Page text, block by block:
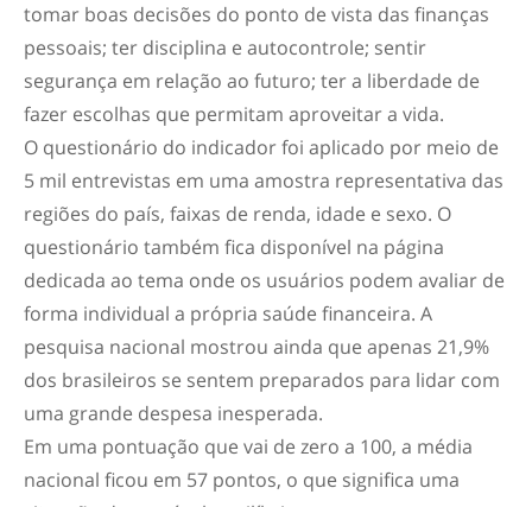
tomar boas decisões do ponto de vista das finanças
pessoais; ter disciplina e autocontrole; sentir
segurança em relação ao futuro; ter a liberdade de
fazer escolhas que permitam aproveitar a vida.
O questionário do indicador foi aplicado por meio de
5 mil entrevistas em uma amostra representativa das
regiões do país, faixas de renda, idade e sexo. O
questionário também fica disponível na página
dedicada ao tema onde os usuários podem avaliar de
forma individual a própria saúde financeira. A
pesquisa nacional mostrou ainda que apenas 21,9%
dos brasileiros se sentem preparados para lidar com
uma grande despesa inesperada.
Em uma pontuação que vai de zero a 100, a média
nacional ficou em 57 pontos, o que significa uma